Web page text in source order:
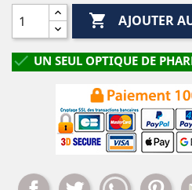
 AJOUTER
 UN SEUL OPTIQUE DE
Partager Tweet Whatsapp